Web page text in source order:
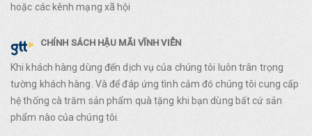
hoặc các kênh mạng xã hội
CHÍNH SÁCH HẬU MÃI VĨNH VIỄN
Khi khách hàng dùng đến dịch vụ của chúng tôi luôn trân trọng
tường khách hàng. Và để đáp ứng tình cảm đó chúng tôi cung cấp
hệ thống cà trăm sản phẩm quà tặng khi bạn dùng bất cứ sản
phẩm nào của chúng tôi.